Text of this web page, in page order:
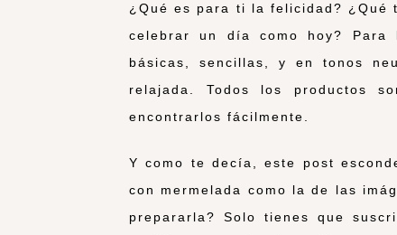
¿Qué es para ti la felicidad? ¿Qué
celebrar un día como hoy?
básicas, sencillas, y en tonos
relajada. Todos los productos
encontrarlos fácilmente.
Y como te decía, este post
con mermelada como la de las
prepararla? Solo tienes que